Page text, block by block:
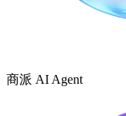
商派 AI Agent